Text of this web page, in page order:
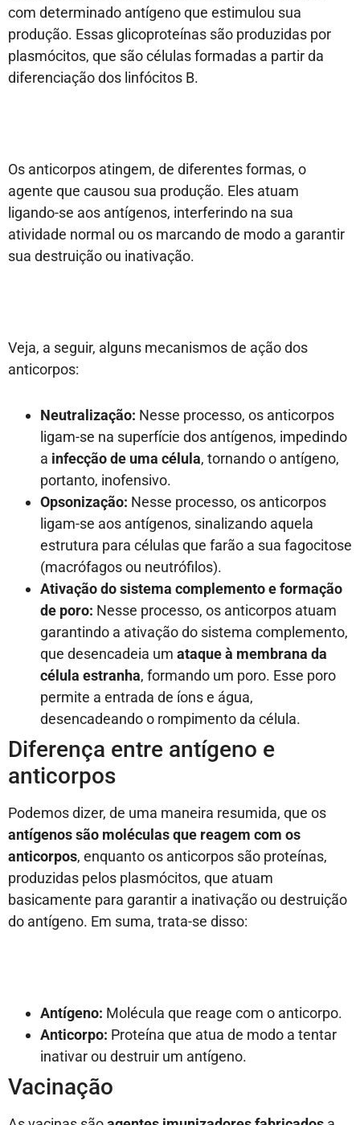
com determinado antígeno que estimulou sua
produção. Essas glicoproteínas são produzidas por
plasmócitos, que são células formadas a partir da
diferenciação dos linfócitos B.
Os anticorpos atingem, de diferentes formas, o
agente que causou sua produção. Eles atuam
ligando-se aos antígenos, interferindo na sua
atividade normal ou os marcando de modo a garantir
sua destruição ou inativação.
Veja, a seguir, alguns mecanismos de ação dos
anticorpos:
Neutralização: Nesse processo, os anticorpos
ligam-se na superfície dos antígenos, impedindo
a infecção de uma célula, tornando o antígeno,
portanto, inofensivo.
Opsonização: Nesse processo, os anticorpos
ligam-se aos antígenos, sinalizando aquela
estrutura para células que farão a sua fagocitose
(macrófagos ou neutrófilos).
Ativação do sistema complemento e formação
de poro: Nesse processo, os anticorpos atuam
garantindo a ativação do sistema complemento,
que desencadeia um ataque à membrana da
célula estranha, formando um poro. Esse poro
permite a entrada de íons e água,
desencadeando o rompimento da célula.
Diferença entre antígeno e
anticorpos
Podemos dizer, de uma maneira resumida, que os
antígenos são moléculas que reagem com os
anticorpos, enquanto os anticorpos são proteínas,
produzidas pelos plasmócitos, que atuam
basicamente para garantir a inativação ou destruição
do antígeno. Em suma, trata-se disso:
Antígeno: Molécula que reage com o anticorpo.
Anticorpo: Proteína que atua de modo a tentar
inativar ou destruir um antígeno.
Vacinação